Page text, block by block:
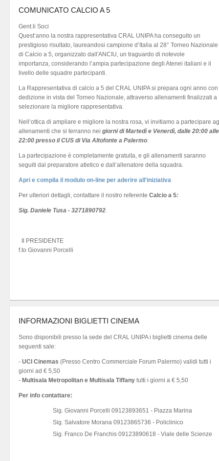
COMUNICATO CALCIO A 5
Gent.li Soci
Quest’anno la nostra rappresentativa CRAL UNIPA ha conseguito un
prestigioso risultato, laureandosi campione d’Italia al 28° Torneo Nazionale
di Calcio a 5, organizzato dall'ANCIU, un traguardo di notevole
importanza, considerando l’ampia partecipazione degli Atenei italiani e il
livello delle squadre partecipanti.
La Rappresentativa di calcio a 5 del CRAL UNIPA si prepara ogni anno con
dedizione in vista del Torneo Nazionale, attraverso allenamenti finalizzati a
selezionare la migliore rappresentativa.
Nell’ottica di ampliare e migliore la nostra rosa, vi invitiamo a partecipare
allenamenti che si terranno nei giorni di Martedì e Venerdì, dalle 20:00 alle
22:00 presso il CUS di Via Altofonte a Palermo.
La partecipazione è completamente gratuita, e gli allenamenti saranno
seguiti dal preparatore atletico e dall’allenatore della squadra.
Apri e compila il modulo on-line per aderire all'iniziativa
Per ulteriori dettagli, contattare il nostro referente Calcio a 5:
Sig. Daniele Tusa - 3271890792.
Il PRESIDENTE
f.to Giovanni Porcelli
INFORMAZIONI BIGLIETTI CINEMA
Sono disponibili presso la sede del CRAL UNIPA i biglietti cinema delle
seguenti sale:
- UCI Cinemas (Presso Centro Commerciale Forum Palermo) validi tutti i
giorni ad € 5,50
- Multisala Metropolitan e Multisala Tiffany tutti i giorni a € 5,50
Per info contattare:
Sig. Giovanni Porcelli 09123893651 - Piazza Marina
Sig. Salvatore Morana 09123865736 - Policlinico
Sig. Franco De Franchis 09123890618 - Viale delle Scienze